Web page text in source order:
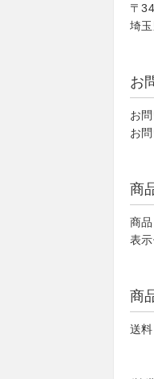
〒
埼
お
お
お
商
商
表
商
送